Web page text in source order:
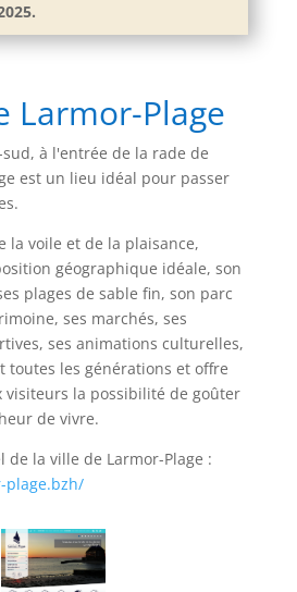
Larmor-Plage
à l'entrée de la rade de
est un lieu idéal pour passer
la voile et de la plaisance,
géographique idéale, son
plages de sable fin, son parc
ses marchés, ses
ses animations culturelles,
toutes les générations et offre
visiteurs la possibilité de goûter
de vivre.
de la ville de Larmor-Plage :
plage.bzh/